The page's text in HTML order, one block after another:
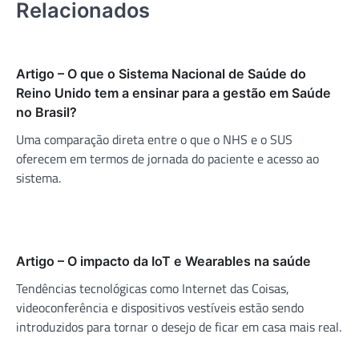
Relacionados
Artigo – O que o Sistema Nacional de Saúde do
Reino Unido tem a ensinar para a gestão em Saúde
no Brasil?
Uma comparação direta entre o que o NHS e o SUS
oferecem em termos de jornada do paciente e acesso ao
sistema.
Artigo – O impacto da IoT e Wearables na saúde
Tendências tecnológicas como Internet das Coisas,
videoconferência e dispositivos vestíveis estão sendo
introduzidos para tornar o desejo de ficar em casa mais real.